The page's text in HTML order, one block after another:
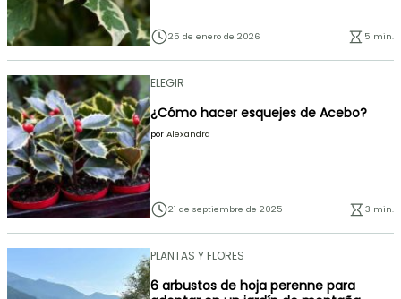
25 de enero de 2026 5 min.
ELEGIR
¿Cómo hacer esquejes de Acebo?
por Alexandra
21 de septiembre de 2025 3 min.
PLANTAS Y FLORES
6 arbustos de hoja perenne para